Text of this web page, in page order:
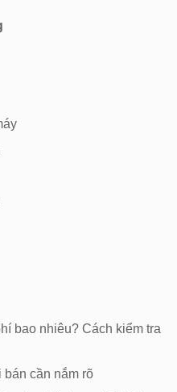
bao nhiêu? Cách kiểm tra
cần nắm rõ